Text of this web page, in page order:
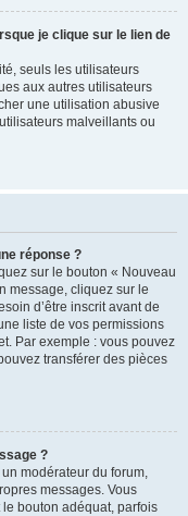
je clique sur le lien de
seuls les utilisateurs
aux autres utilisateurs
une utilisation abusive
malveillants ou
réponse ?
sur le bouton « Nouveau
message, cliquez sur le
d’être inscrit avant de
liste de vos permissions
Par exemple : vous pouvez
transférer des pièces
?
modérateur du forum,
messages. Vous
bouton adéquat, parfois